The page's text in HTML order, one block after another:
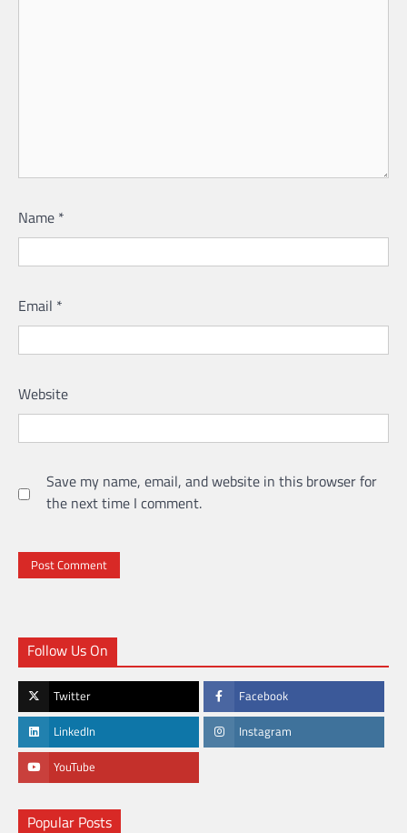
Name *
Email *
Website
Save my name, email, and website in this browser for
the next time I comment.
Follow Us On
Twitter Facebook
LinkedIn Instagram
YouTube
Popular Posts